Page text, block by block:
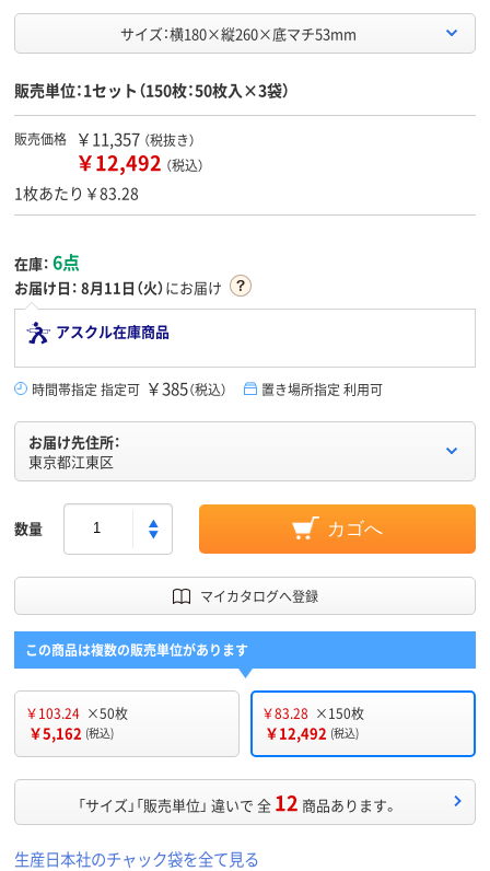
サイズ：横180×縦260×底マチ53mm
販売単位：1セット（150枚：50枚入×3袋）
販売価格 ￥11,357 （税抜き）
￥12,492 （税込）
1枚あたり￥83.28
在庫： 6点
お届け日： 8月11日（火）にお届け
アスクル在庫商品
時間帯指定 指定可 ￥385（税込） 置き場所指定 利用可
お届け先住所：
東京都江東区
数量 カゴへ
マイカタログへ登録
この商品は複数の販売単位があります
￥103.24 ×50枚
￥5,162 (税込)
￥83.28 ×150枚
￥12,492 (税込)
「サイズ」「販売単位」 違いで 全 12 商品あります。
生産日本社のチャック袋を全て見る